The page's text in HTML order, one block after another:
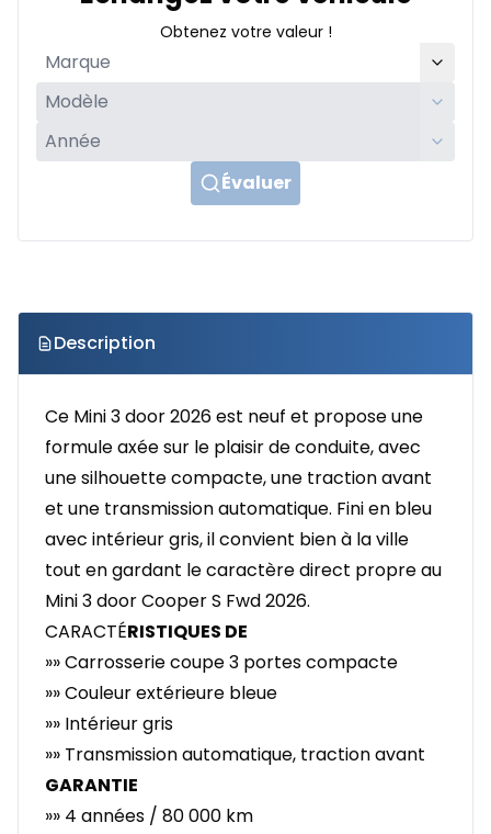
Obtenez votre valeur !
Évaluer
Description
Ce Mini 3 door 2026 est neuf et propose une
formule axée sur le plaisir de conduite, avec
une silhouette compacte, une traction avant
et une transmission automatique. Fini en bleu
avec intérieur gris, il convient bien à la ville
tout en gardant le caractère direct propre au
Mini 3 door Cooper S Fwd 2026.
CARACTÉRISTIQUES DE
»» Carrosserie coupe 3 portes compacte
»» Couleur extérieure bleue
»» Intérieur gris
»» Transmission automatique, traction avant
GARANTIE
»» 4 années / 80 000 km